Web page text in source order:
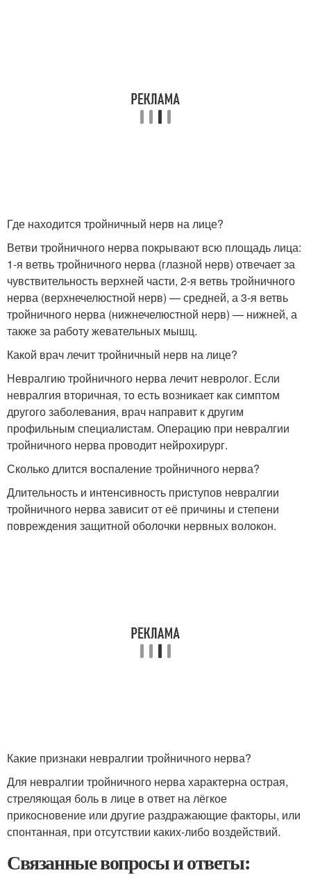
Где находится тройничный нерв на лице?
Ветви тройничного нерва покрывают всю площадь лица:
1-я ветвь тройничного нерва (глазной нерв) отвечает за
чувствительность верхней части, 2-я ветвь тройничного
нерва (верхнечелюстной нерв) — средней, а 3-я ветвь
тройничного нерва (нижнечелюстной нерв) — нижней, а
также за работу жевательных мышц.
Какой врач лечит тройничный нерв на лице?
Невралгию тройничного нерва лечит невролог. Если
невралгия вторичная, то есть возникает как симптом
другого заболевания, врач направит к другим
профильным специалистам. Операцию при невралгии
тройничного нерва проводит нейрохирург.
Сколько длится воспаление тройничного нерва?
Длительность и интенсивность приступов невралгии
тройничного нерва зависит от её причины и степени
повреждения защитной оболочки нервных волокон.
Какие признаки невралгии тройничного нерва?
Для невралгии тройничного нерва характерна острая,
стреляющая боль в лице в ответ на лёгкое
прикосновение или другие раздражающие факторы, или
спонтанная, при отсутствии каких-либо воздействий.
Связанные вопросы и ответы: